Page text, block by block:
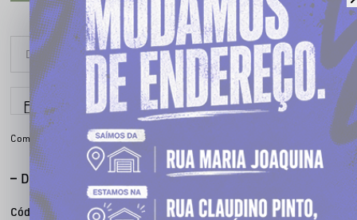
Parcele em até 6x sem juros
Compartilhe:
DESCRIÇÃO COMPLETA
Código identificador (SKU):
080100218